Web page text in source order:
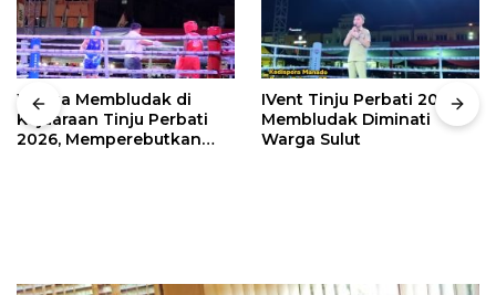
Warga Membludak di
Kejuaraan Tinju Perbati
2026, Memperebutkan
IVent Tinju Perbati 2026
Membludak Diminati
Warga Sulut